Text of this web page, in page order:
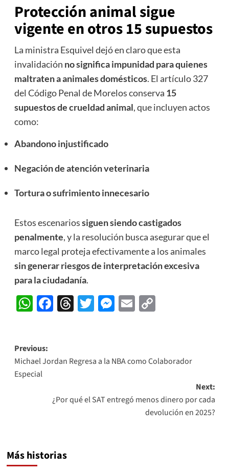
Protección animal sigue
vigente en otros 15 supuestos
La ministra Esquivel dejó en claro que esta
invalidación no significa impunidad para quienes
maltraten a animales domésticos. El artículo 327
del Código Penal de Morelos conserva 15
supuestos de crueldad animal, que incluyen actos
como:
Abandono injustificado
Negación de atención veterinaria
Tortura o sufrimiento innecesario
Estos escenariossiguen siendo castigados
penalmente, y la resolución busca asegurar que el
marco legal proteja efectivamente a los animales
sin generar riesgos de interpretación excesiva
para la ciudadanía.
WhatsApp
Facebook
Threads
Twitter
Messenger
EmailCopy
Post
navigation
Previous:
Michael Jordan Regresa a la NBA como Colaborador
Especial
Next:
¿Por qué el SAT entregó menos dinero por cada
devolución en 2025?
Más historias